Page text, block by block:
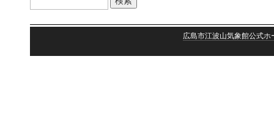
索:
広島市江波山気象館公式ホ